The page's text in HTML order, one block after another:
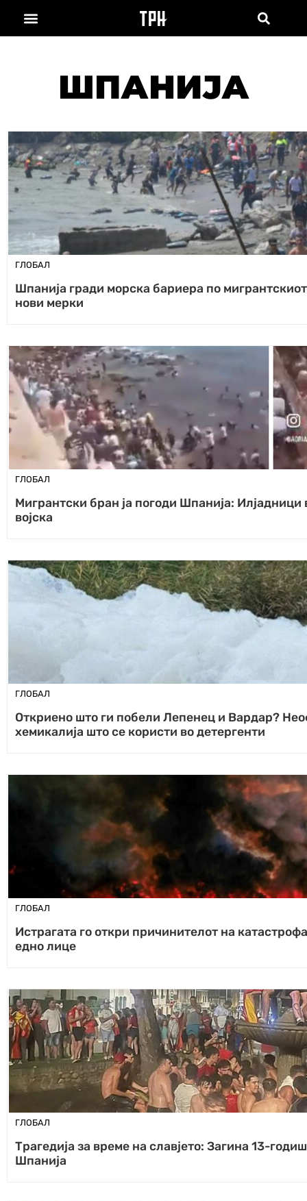
ШПАНИЈА
ГЛОБАЛ
Шпанија гради морска бариера по
нови мерки
ГЛОБАЛ
Мигрантски бран ја погоди Шпанија:
војска
ГЛОБАЛ
Откриено што ги побели Лепенец и Вардар?
хемикалија што се користи во детергенти
ГЛОБАЛ
Истрагата го откри причинителот на
едно лице
ГЛОБАЛ
Трагедија за време на славјето: Загина 13-
Шпанија